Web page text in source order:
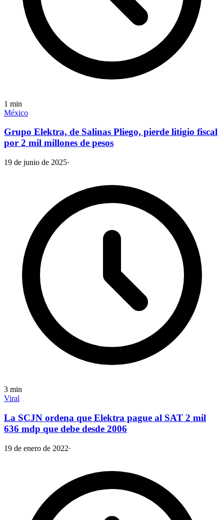
1 min
México
Grupo Elektra, de Salinas Pliego, pierde litigio fiscal
por 2 mil millones de pesos
19 de junio de 2025·
3 min
Viral
La SCJN ordena que Elektra pague al SAT 2 mil
636 mdp que debe desde 2006
19 de enero de 2022·